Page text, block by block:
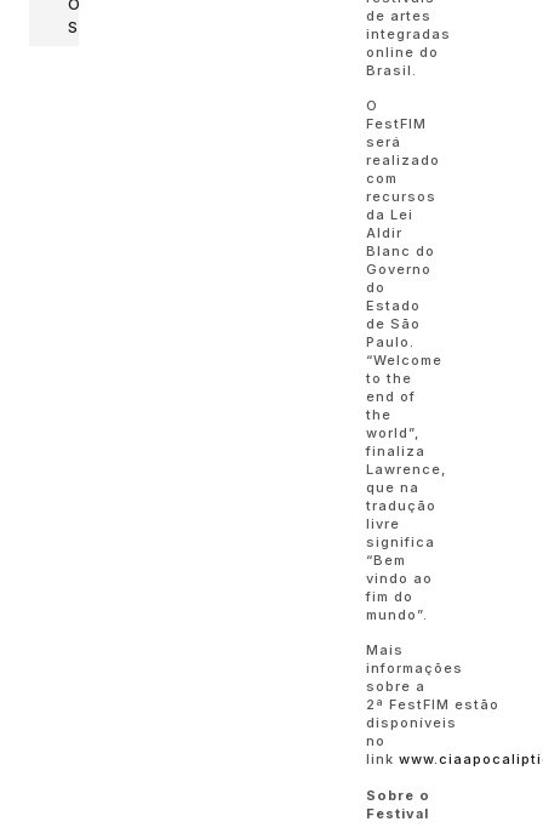
O
S
de artes
integradas
online do
Brasil.
O
FestFIM
será
realizado
com
recursos
da Lei
Aldir
Blanc do
Governo
do
Estado
de São
Paulo.
“Welcome
to the
end of
the
world”,
finaliza
Lawrence,
que na
tradução
livre
significa
“Bem
vindo ao
fim do
mundo”.
Mais
informações
sobre a
2ª FestFIM estão
disponíveis
no
link
Sobre o
Festival